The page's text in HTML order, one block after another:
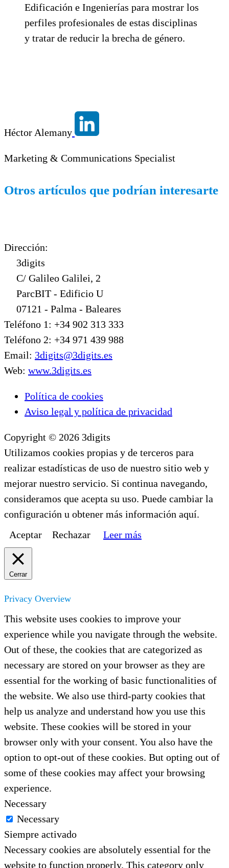
Edificación e Ingenierías para mostrar los
perfiles profesionales de estas disciplinas
y tratar de reducir la brecha de género.
Héctor Alemany
Marketing & Communications Specialist
Otros artículos que podrían interesarte
Dirección:
3digits
C/ Galileo Galilei, 2
ParcBIT - Edificio U
07121 - Palma - Baleares
Teléfono 1: +34 902 313 333
Teléfono 2: +34 971 439 988
Email: 3digits@3digits.es
Web: www.3digits.es
Política de cookies
Aviso legal y política de privacidad
Copyright © 2026 3digits
Utilizamos cookies propias y de terceros para
realizar estadísticas de uso de nuestro sitio web y
mejorar nuestro servicio. Si continua navegando,
consideramos que acepta su uso. Puede cambiar la
configuración u obtener más información aquí.
Aceptar
Rechazar Leer más
Cerrar
Privacy Overview
This website uses cookies to improve your
experience while you navigate through the website.
Out of these, the cookies that are categorized as
necessary are stored on your browser as they are
essential for the working of basic functionalities of
the website. We also use third-party cookies that
help us analyze and understand how you use this
website. These cookies will be stored in your
browser only with your consent. You also have the
option to opt-out of these cookies. But opting out of
some of these cookies may affect your browsing
experience.
Necessary
Necessary
Siempre activado
Necessary cookies are absolutely essential for the
website to function properly. This category only